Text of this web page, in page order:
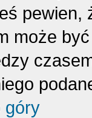
pewien,
może
góry